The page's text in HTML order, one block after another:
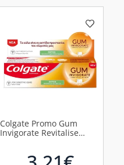
Colgate Promo Gum
Invigorate Revitalise
Καθημερινή Στοματική